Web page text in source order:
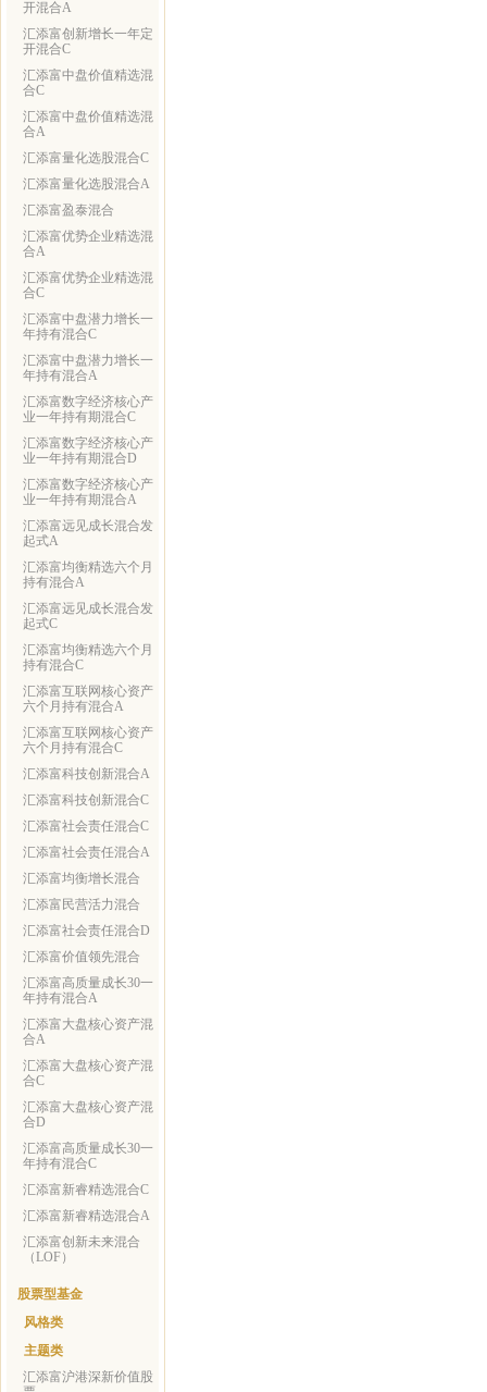
开混合A
汇添富创新增长一年定
开混合C
汇添富中盘价值精选混
合C
汇添富中盘价值精选混
合A
汇添富量化选股混合C
汇添富量化选股混合A
汇添富盈泰混合
汇添富优势企业精选混
合A
汇添富优势企业精选混
合C
汇添富中盘潜力增长一
年持有混合C
汇添富中盘潜力增长一
年持有混合A
汇添富数字经济核心产
业一年持有期混合C
汇添富数字经济核心产
业一年持有期混合D
汇添富数字经济核心产
业一年持有期混合A
汇添富远见成长混合发
起式A
汇添富均衡精选六个月
持有混合A
汇添富远见成长混合发
起式C
汇添富均衡精选六个月
持有混合C
汇添富互联网核心资产
六个月持有混合A
汇添富互联网核心资产
六个月持有混合C
汇添富科技创新混合A
汇添富科技创新混合C
汇添富社会责任混合C
汇添富社会责任混合A
汇添富均衡增长混合
汇添富民营活力混合
汇添富社会责任混合D
汇添富价值领先混合
汇添富高质量成长30一
年持有混合A
汇添富大盘核心资产混
合A
汇添富大盘核心资产混
合C
汇添富大盘核心资产混
合D
汇添富高质量成长30一
年持有混合C
汇添富新睿精选混合C
汇添富新睿精选混合A
汇添富创新未来混合
（LOF）
股票型基金
风格类
主题类
汇添富沪港深新价值股